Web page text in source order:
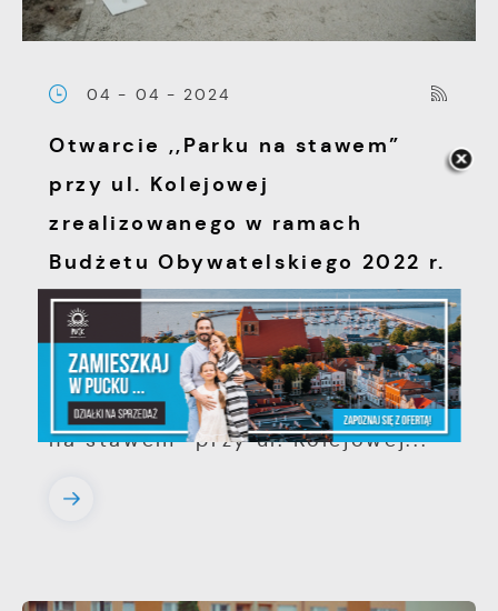
04 - 04 - 2024
Otwarcie ,,Parku na stawem”
przy ul. Kolejowej
zrealizowanego w ramach
Budżetu Obywatelskiego 2022 r.
(etap I) i 2023 r. (etap II)
W dniu 04.04.2024 r. o godz.
14.00 odbyło się otwarcie ,,Parku
na stawem” przy ul. Kolejowej...